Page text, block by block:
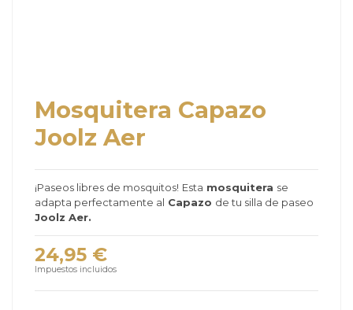
Mosquitera Capazo
Joolz Aer
¡Paseos libres de mosquitos! Esta mosquitera se
adapta perfectamente al Capazo de tu silla de paseo
Joolz Aer.
24,95 €
Impuestos incluidos